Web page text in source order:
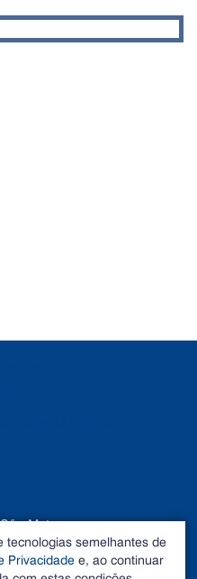
Mateus
reservados
Nº 404, Carapina - São
tecnologias semelhantes de
Privacidade e, ao continuar